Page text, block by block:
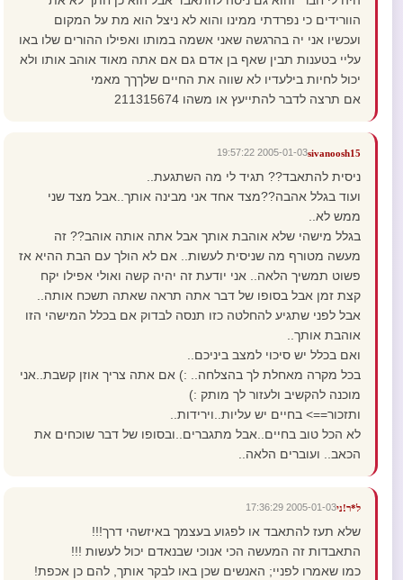
הוורידים כי נפרדתי ממינו והוא לא ניצל הוא מת על המקום
ועכשיו אני יה בהרגשה שאני אשמה במותו ואפילו ההורים שלו באו
עליי בטענות תבין שאף בן אדם גם אם אתה מאוד אוהב אותו ולא
יכול לחיות בילעדיו לא שווה את החיים שלךךך מאמי
אם תרצה לדבר להתייעץ או משהו 211315674
sivanoosh15
2005-01-03 19:57:22
ניסית להתאבד?? תגיד לי מה השתגעת..
ועוד בגלל אהבה??מצד אחד אני מבינה אותך..אבל מצד שני
ממש לא..
בגלל מישהי שלא אוהבת אותך אבל אתה אותה אוהב?? זה
מעשה מטורף מה שניסית לעשות.. אם לא הולך עם הבת ההיא אז
פשוט תמשיך הלאה.. אני יודעת זה יהיה קשה ואולי אפילו יקח
קצת זמן אבל בסופו של דבר אתה תראה שאתה תשכח אותה..
אבל לפני שתגיע להחלטה כזו תנסה לבדוק אם בכלל המישהי הזו
אוהבת אותך..
ואם בכלל יש סיכוי למצב ביניכם..
בכל מקרה מאחלת לך בהצלחה.. :) אם אתה צריך אוזן קשבת..אני
מוכנה להקשיב ולעזור לך מותק :)
ותזכור==> בחיים יש עליות..וירידות..
לא הכל טוב בחיים..אבל מתגברים..ובסופו של דבר שוכחים את
הכאב.. ועוברים הלאה..
ל*ר!ני2005-01-03 17:36:29
שלא תעז להתאבד או לפגוע בעצמך באיזשהי דרך!!!
התאבדות זה המעשה הכי אנוכי שבנאדם יכול לעשות !!!
כמו שאמרו לפניי; האנשים שכן באו לבקר אותך, להם כן אכפת!